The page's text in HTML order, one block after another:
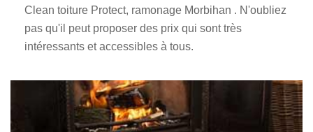
Clean toiture Protect, ramonage Morbihan . N'oubliez
pas qu'il peut proposer des prix qui sont très
intéressants et accessibles à tous.